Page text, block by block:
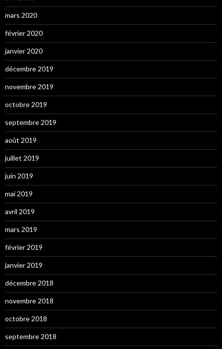
mars 2020
février 2020
janvier 2020
décembre 2019
novembre 2019
octobre 2019
septembre 2019
août 2019
juillet 2019
juin 2019
mai 2019
avril 2019
mars 2019
février 2019
janvier 2019
décembre 2018
novembre 2018
octobre 2018
septembre 2018